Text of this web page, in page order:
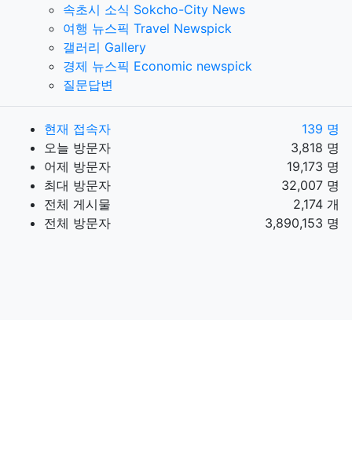
속초시 소식 Sokcho-City News
여행 뉴스픽 Travel Newspick
갤러리 Gallery
경제 뉴스픽 Economic newspick
질문답변
현재 접속자
139 명
오늘 방문자
3,818 명
어제 방문자
19,173 명
최대 방문자
32,007 명
전체 게시물
2,174 개
전체 방문자
3,890,153 명